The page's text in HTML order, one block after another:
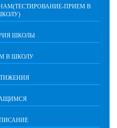
ПРИЕМ В
ШКОЛЫ
В ШКОЛУ